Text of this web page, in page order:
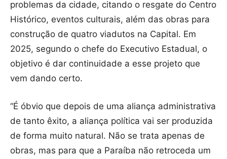
problemas da cidade, citando o resgate do Centro
Histórico, eventos culturais, além das obras para
construção de quatro viadutos na Capital. Em
2025, segundo o chefe do Executivo Estadual, o
objetivo é dar continuidade a esse projeto que
vem dando certo.
“É óbvio que depois de uma aliança administrativa
de tanto êxito, a aliança política vai ser produzida
de forma muito natural. Não se trata apenas de
obras, mas para que a Paraíba não retroceda um